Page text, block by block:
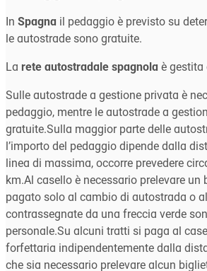
In Spagna il pedaggio è previsto su
le autostrade sono gratuite.
La rete autostradale spagnola è gestita
Sulle autostrade a gestione privata è
pedaggio, mentre le autostrade a
gratuite.Sulla maggior parte delle
l’importo del pedaggio dipende dalla
linea di massima, occorre prevedere
km.Al casello è necessario prelevare un
pagato solo al cambio di autostrada o
contrassegnate da una freccia verde
personale.Su alcuni tratti si paga al
forfettaria indipendentemente dalla
che sia necessario prelevare alcun